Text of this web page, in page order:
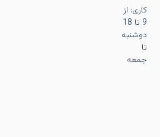
کاری: از
9 تا 18
دوشنبه
تا
جمعه